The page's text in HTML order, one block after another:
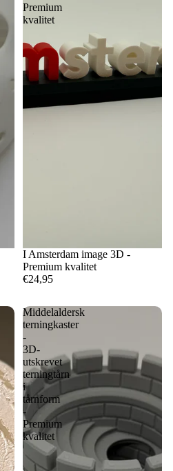
Premium
kvalitet
I Amsterdam image 3D -
Premium kvalitet
€24,95
Middelaldersk
terningkaster
-
3D-
utskrevet
terningtårn
i
tårnform
-
Premium
kvalitet